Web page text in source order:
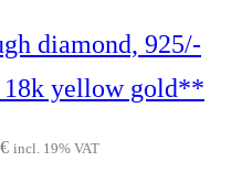
diamond, 925/-
yellow gold**
€ incl. 19% VAT